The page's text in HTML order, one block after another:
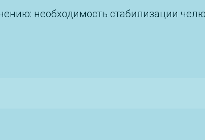
необходимость стабилизации